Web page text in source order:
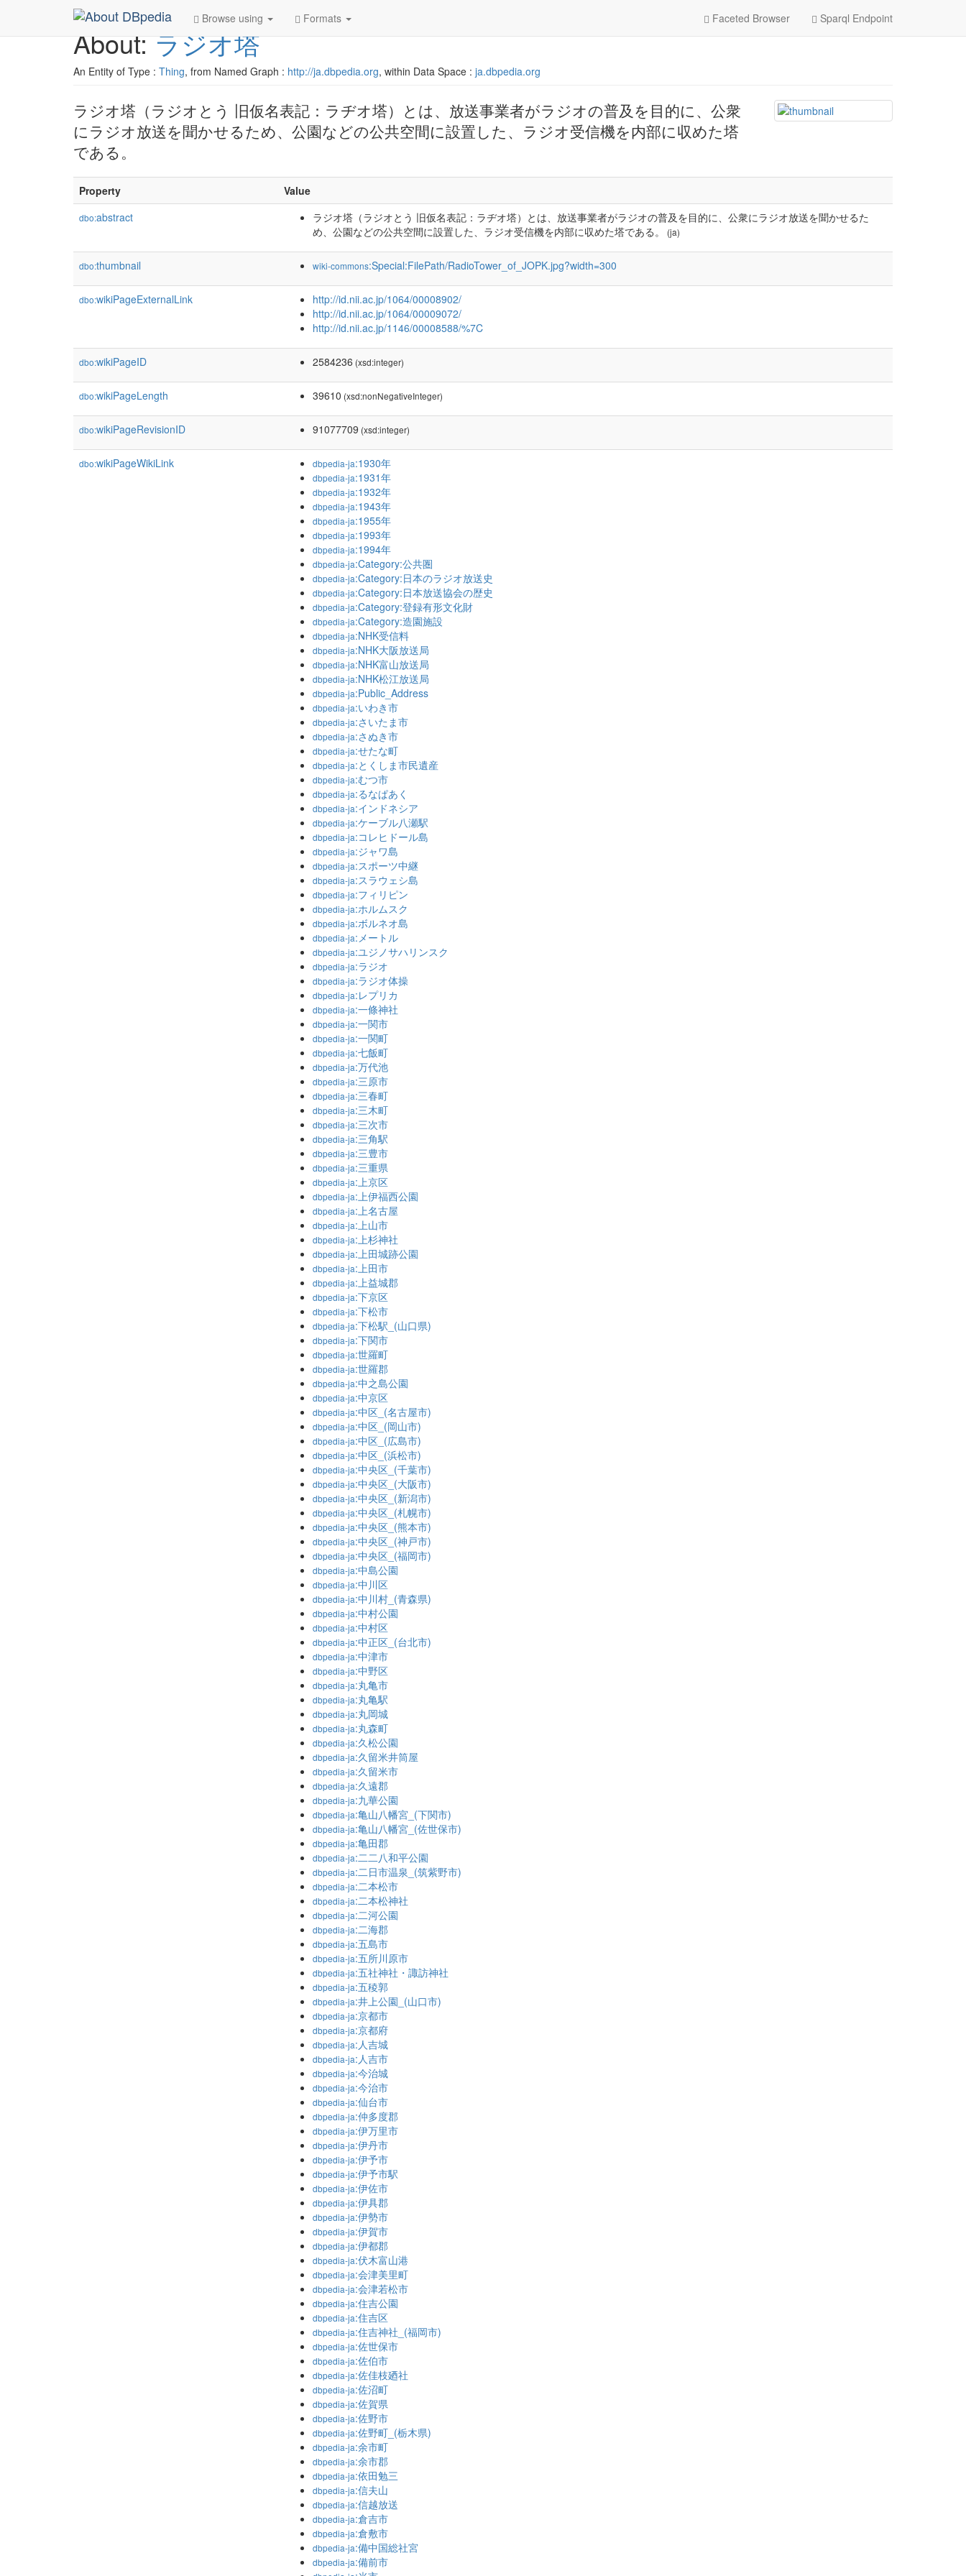
Faceted Browser Sparql Endpoint
Browse using Formats
About:ラジオ塔
An Entity of Type : Thing, from Named Graph : http://ja.dbpedia.org, within Data Space : ja.dbpedia.org
ラジオ塔（ラジオとう 旧仮名表記：ラヂオ塔）とは、放送事業者がラジオの普及を目的に、公衆
にラジオ放送を聞かせるため、公園などの公共空間に設置した、ラジオ受信機を内部に収めた塔
である。
Property Value
dbo:abstract
ラジオ塔（ラジオとう 旧仮名表記：ラヂオ塔）とは、放送事業者がラジオの普及を目的に、公衆にラジオ放送を聞かせるた
め、公園などの公共空間に設置した、ラジオ受信機を内部に収めた塔である。
(ja)
dbo:thumbnail wiki-commons:Special:FilePath/RadioTower_of_JOPK.jpg?width=300
dbo:wikiPageExternalLink
http://id.nii.ac.jp/1064/00008902/
http://id.nii.ac.jp/1064/00009072/
http://id.nii.ac.jp/1146/00008588/%7C
dbo:wikiPageID 2584236 (xsd:integer)
dbo:wikiPageLength 39610 (xsd:nonNegativeInteger)
dbo:wikiPageRevisionID 91077709 (xsd:integer)
dbo:wikiPageWikiLink dbpedia-ja:1930年
dbpedia-ja:1931年
dbpedia-ja:1932年
dbpedia-ja:1943年
dbpedia-ja:1955年
dbpedia-ja:1993年
dbpedia-ja:1994年
dbpedia-ja:Category:公共圏
dbpedia-ja:Category:日本のラジオ放送史
dbpedia-ja:Category:日本放送協会の歴史
dbpedia-ja:Category:登録有形文化財
dbpedia-ja:Category:造園施設
dbpedia-ja:NHK受信料
dbpedia-ja:NHK大阪放送局
dbpedia-ja:NHK富山放送局
dbpedia-ja:NHK松江放送局
dbpedia-ja:Public_Address
dbpedia-ja:いわき市
dbpedia-ja:さいたま市
dbpedia-ja:さぬき市
dbpedia-ja:せたな町
dbpedia-ja:とくしま市民遺産
dbpedia-ja:むつ市
dbpedia-ja:るなぱあく
dbpedia-ja:インドネシア
dbpedia-ja:ケーブル八瀬駅
dbpedia-ja:コレヒドール島
dbpedia-ja:ジャワ島
dbpedia-ja:スポーツ中継
dbpedia-ja:スラウェシ島
dbpedia-ja:フィリピン
dbpedia-ja:ホルムスク
dbpedia-ja:ボルネオ島
dbpedia-ja:メートル
dbpedia-ja:ユジノサハリンスク
dbpedia-ja:ラジオ
dbpedia-ja:ラジオ体操
dbpedia-ja:レプリカ
dbpedia-ja:一條神社
dbpedia-ja:一関市
dbpedia-ja:一関町
dbpedia-ja:七飯町
dbpedia-ja:万代池
dbpedia-ja:三原市
dbpedia-ja:三春町
dbpedia-ja:三木町
dbpedia-ja:三次市
dbpedia-ja:三角駅
dbpedia-ja:三豊市
dbpedia-ja:三重県
dbpedia-ja:上京区
dbpedia-ja:上伊福西公園
dbpedia-ja:上名古屋
dbpedia-ja:上山市
dbpedia-ja:上杉神社
dbpedia-ja:上田城跡公園
dbpedia-ja:上田市
dbpedia-ja:上益城郡
dbpedia-ja:下京区
dbpedia-ja:下松市
dbpedia-ja:下松駅_(山口県)
dbpedia-ja:下関市
dbpedia-ja:世羅町
dbpedia-ja:世羅郡
dbpedia-ja:中之島公園
dbpedia-ja:中京区
dbpedia-ja:中区_(名古屋市)
dbpedia-ja:中区_(岡山市)
dbpedia-ja:中区_(広島市)
dbpedia-ja:中区_(浜松市)
dbpedia-ja:中央区_(千葉市)
dbpedia-ja:中央区_(大阪市)
dbpedia-ja:中央区_(新潟市)
dbpedia-ja:中央区_(札幌市)
dbpedia-ja:中央区_(熊本市)
dbpedia-ja:中央区_(神戸市)
dbpedia-ja:中央区_(福岡市)
dbpedia-ja:中島公園
dbpedia-ja:中川区
dbpedia-ja:中川村_(青森県)
dbpedia-ja:中村公園
dbpedia-ja:中村区
dbpedia-ja:中正区_(台北市)
dbpedia-ja:中津市
dbpedia-ja:中野区
dbpedia-ja:丸亀市
dbpedia-ja:丸亀駅
dbpedia-ja:丸岡城
dbpedia-ja:丸森町
dbpedia-ja:久松公園
dbpedia-ja:久留米井筒屋
dbpedia-ja:久留米市
dbpedia-ja:久遠郡
dbpedia-ja:九華公園
dbpedia-ja:亀山八幡宮_(下関市)
dbpedia-ja:亀山八幡宮_(佐世保市)
dbpedia-ja:亀田郡
dbpedia-ja:二二八和平公園
dbpedia-ja:二日市温泉_(筑紫野市)
dbpedia-ja:二本松市
dbpedia-ja:二本松神社
dbpedia-ja:二河公園
dbpedia-ja:二海郡
dbpedia-ja:五島市
dbpedia-ja:五所川原市
dbpedia-ja:五社神社・諏訪神社
dbpedia-ja:五稜郭
dbpedia-ja:井上公園_(山口市)
dbpedia-ja:京都市
dbpedia-ja:京都府
dbpedia-ja:人吉城
dbpedia-ja:人吉市
dbpedia-ja:今治城
dbpedia-ja:今治市
dbpedia-ja:仙台市
dbpedia-ja:仲多度郡
dbpedia-ja:伊万里市
dbpedia-ja:伊丹市
dbpedia-ja:伊予市
dbpedia-ja:伊予市駅
dbpedia-ja:伊佐市
dbpedia-ja:伊具郡
dbpedia-ja:伊勢市
dbpedia-ja:伊賀市
dbpedia-ja:伊都郡
dbpedia-ja:伏木富山港
dbpedia-ja:会津美里町
dbpedia-ja:会津若松市
dbpedia-ja:住吉公園
dbpedia-ja:住吉区
dbpedia-ja:住吉神社_(福岡市)
dbpedia-ja:佐世保市
dbpedia-ja:佐伯市
dbpedia-ja:佐佳枝廼社
dbpedia-ja:佐沼町
dbpedia-ja:佐賀県
dbpedia-ja:佐野市
dbpedia-ja:佐野町_(栃木県)
dbpedia-ja:余市町
dbpedia-ja:余市郡
dbpedia-ja:依田勉三
dbpedia-ja:信夫山
dbpedia-ja:信越放送
dbpedia-ja:倉吉市
dbpedia-ja:倉敷市
dbpedia-ja:備中国総社宮
dbpedia-ja:備前市